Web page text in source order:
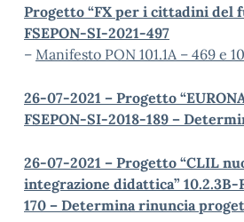
Progetto “FX per i cittadini del
FSEPON-SI-2021-497
– Manifesto PON 101.1A – 469 e
26-07-2021 – Progetto
FSEPON-SI-2018-189 –
26-07-2021 – Progetto “CLIL
integrazione didattica” 10.2.3B-
170 – Determina rinuncia